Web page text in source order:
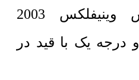
فروش کفپوش وینیفلکس 2003
دارای گرید A و درجه یک با قید در